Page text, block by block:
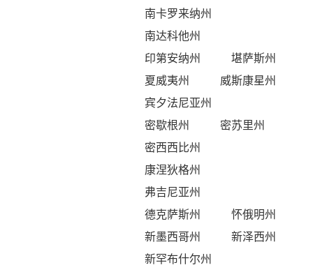
南卡罗来纳州
南达科他州
印第安纳州
堪萨斯州
夏威夷州
威斯康星州
宾夕法尼亚州
密歇根州
密苏里州
密西西比州
康涅狄格州
弗吉尼亚州
德克萨斯州
怀俄明州
新墨西哥州
新泽西州
新罕布什尔州